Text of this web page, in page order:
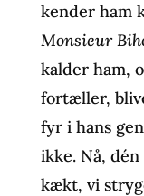
kender ham
Monsieur
kalder ham,
fortæller,
fyr i hans
ikke. Nå,
kækt, vi